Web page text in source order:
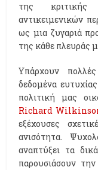
της κριτικής
αντικειμενικών
ως μια ζυγαριά
της κάθε πλευράς
Υπάρχουν
δεδομένα
πολιτική μας
Richard
εξέχουσες
ανισότητα.
αναπτύξει τα
παρουσιάσουν